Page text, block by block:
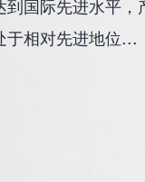
国际先进水平，
于相对先进地位...